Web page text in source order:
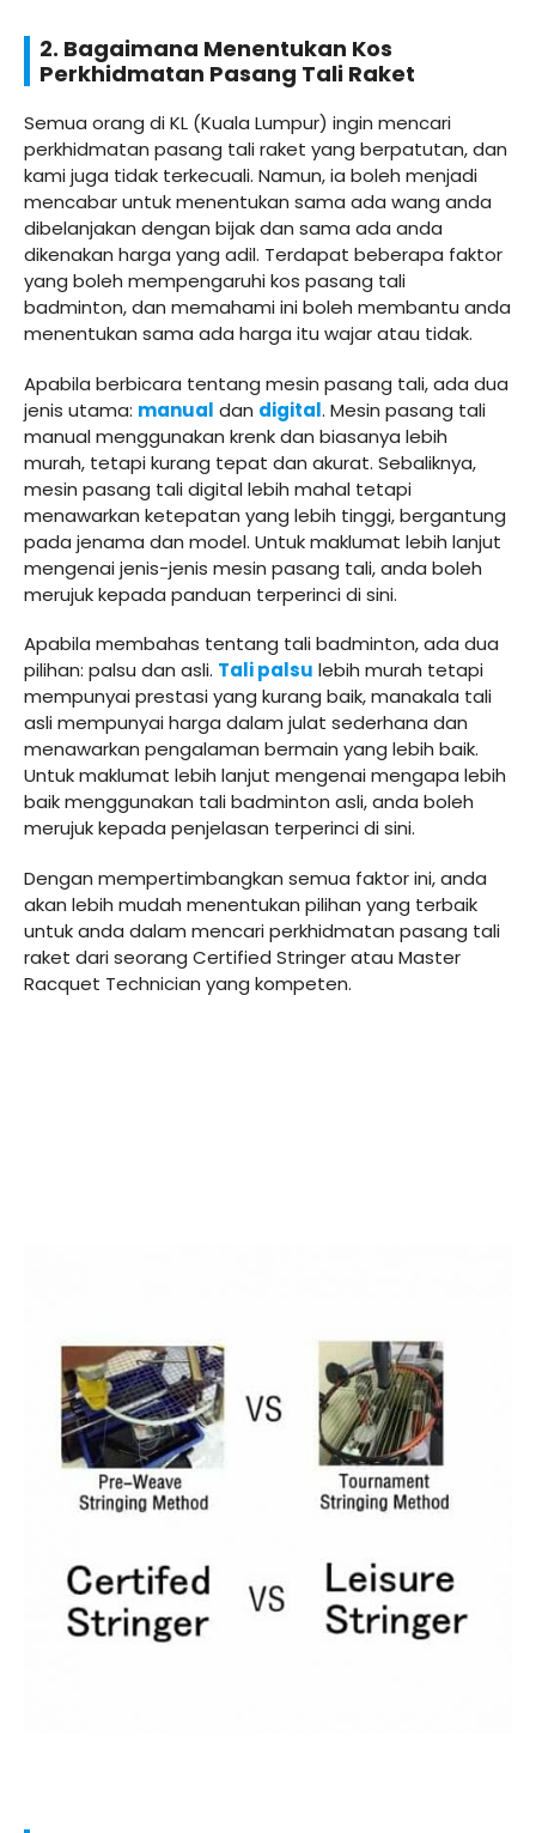
2. Bagaimana Menentukan Kos
Perkhidmatan Pasang Tali Raket
Semua orang di KL (Kuala Lumpur) ingin mencari
perkhidmatan pasang tali raket yang berpatutan, dan
kami juga tidak terkecuali. Namun, ia boleh menjadi
mencabar untuk menentukan sama ada wang anda
dibelanjakan dengan bijak dan sama ada anda
dikenakan harga yang adil. Terdapat beberapa faktor
yang boleh mempengaruhi kos pasang tali
badminton, dan memahami ini boleh membantu anda
menentukan sama ada harga itu wajar atau tidak.
Apabila berbicara tentang mesin pasang tali, ada dua
jenis utama: manual dan digital. Mesin pasang tali
manual menggunakan krenk dan biasanya lebih
murah, tetapi kurang tepat dan akurat. Sebaliknya,
mesin pasang tali digital lebih mahal tetapi
menawarkan ketepatan yang lebih tinggi, bergantung
pada jenama dan model. Untuk maklumat lebih lanjut
mengenai jenis-jenis mesin pasang tali, anda boleh
merujuk kepada panduan terperinci di sini.
Apabila membahas tentang tali badminton, ada dua
pilihan: palsu dan asli. Tali palsu lebih murah tetapi
mempunyai prestasi yang kurang baik, manakala tali
asli mempunyai harga dalam julat sederhana dan
menawarkan pengalaman bermain yang lebih baik.
Untuk maklumat lebih lanjut mengenai mengapa lebih
baik menggunakan tali badminton asli, anda boleh
merujuk kepada penjelasan terperinci di sini.
Dengan mempertimbangkan semua faktor ini, anda
akan lebih mudah menentukan pilihan yang terbaik
untuk anda dalam mencari perkhidmatan pasang tali
raket dari seorang Certified Stringer atau Master
Racquet Technician yang kompeten.